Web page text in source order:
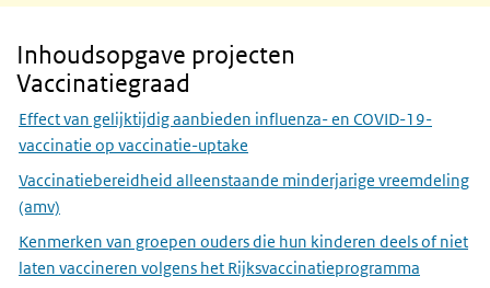
Skip Inhoudsopgave projecten Vaccinatiegraad
Inhoudsopgave projecten
Vaccinatiegraad
Effect van gelijktijdig aanbieden influenza- en COVID-19-
vaccinatie op vaccinatie-uptake
Vaccinatiebereidheid alleenstaande minderjarige vreemdeling
(amv)
Kenmerken van groepen ouders die hun kinderen deels of niet
laten vaccineren volgens het Rijksvaccinatieprogramma